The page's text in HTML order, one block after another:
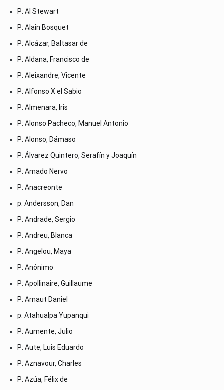
P: Al Stewart
P: Alain Bosquet
P: Alcázar, Baltasar de
P: Aldana, Francisco de
P: Aleixandre, Vicente
P: Alfonso X el Sabio
P: Almenara, Iris
P: Alonso Pacheco, Manuel Antonio
P: Alonso, Dámaso
P: Álvarez Quintero, Serafín y Joaquín
P: Amado Nervo
P: Anacreonte
p: Andersson, Dan
P: Andrade, Sergio
P: Andreu, Blanca
P: Angelou, Maya
P: Anónimo
P: Apollinaire, Guillaume
P: Arnaut Daniel
p: Atahualpa Yupanqui
P: Aumente, Julio
P: Aute, Luis Eduardo
P: Aznavour, Charles
P: Azúa, Félix de